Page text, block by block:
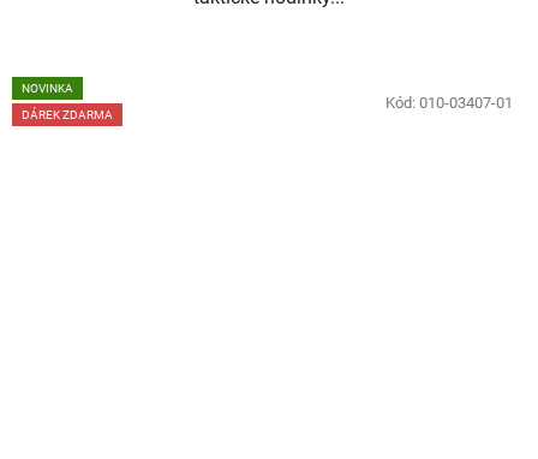
NOVINKA
DÁREK ZDARMA
Kód: 010-03407-01